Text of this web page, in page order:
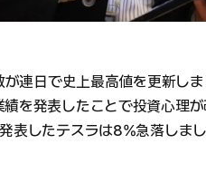
連日で史上最高値を更新しま
を発表したことで投資心理が
表したテスラは8%急落しまし